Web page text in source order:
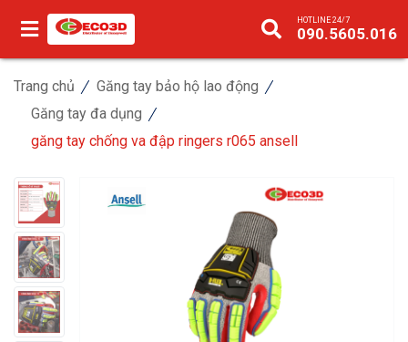
HOTLINE 24/7
090.5605.016
Trang chủ
Găng tay bảo hộ lao động
Găng tay đa dụng
găng tay chống va đập ringers r065 ansell